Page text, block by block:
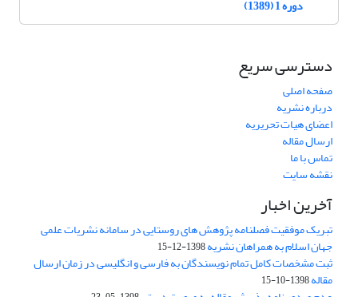
دوره 1 (1389)
دسترسی سریع
صفحه اصلی
درباره نشریه
اعضای هیات تحریریه
ارسال مقاله
تماس با ما
نقشه سایت
آخرین اخبار
تبریک موفقیت فصلنامه پژوهش های روستایی در سامانه نشریات علمی
جهان اسلام به همراهان نشریه1398-12-15
ثبت مشخصات کامل تمام نویسندگان به فارسی و انگلیسی در زمان ارسال
مقاله1398-10-15